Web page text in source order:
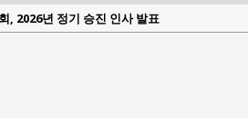
, 2026년 정기 승진 인사 발표
은 ‘빛 좋은 개살구’인가?